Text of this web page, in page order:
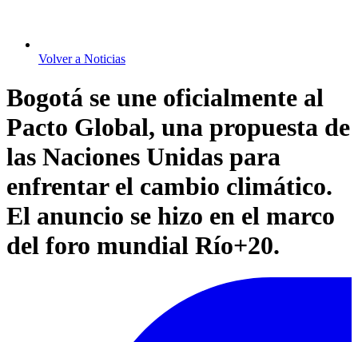
Volver a Noticias
Bogotá se une oficialmente al
Pacto Global, una propuesta de
las Naciones Unidas para
enfrentar el cambio climático.
El anuncio se hizo en el marco
del foro mundial Río+20.